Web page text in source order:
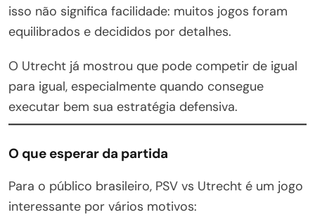
isso não significa facilidade: muitos jogos foram
equilibrados e decididos por detalhes.
O Utrecht já mostrou que pode competir de igual
para igual, especialmente quando consegue
executar bem sua estratégia defensiva.
O que esperar da partida
Para o público brasileiro, PSV vs Utrecht é um jogo
interessante por vários motivos: